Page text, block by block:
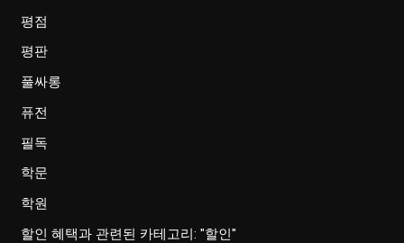
평점
평판
풀싸롱
퓨전
필독
학문
학원
할인 혜택과 관련된 카테고리: "할인"